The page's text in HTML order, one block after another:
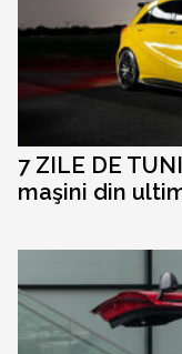
7 ZILE DE
maşini din